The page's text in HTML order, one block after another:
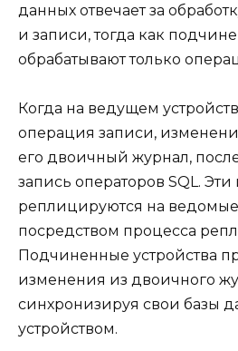
данных отвечает за
и записи, тогда как
обрабатывают только
Когда на ведущем
операция записи,
его двоичный журнал,
запись операторов SQL.
реплицируются на ведомые
посредством процесса
Подчиненные устройства
изменения из двоичного
синхронизируя свои базы
устройством.